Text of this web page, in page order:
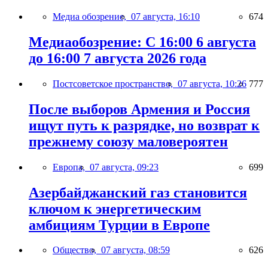
Медиа обозрение, 07 августа, 16:10 674
Медиаобозрение: С 16:00 6 августа
до 16:00 7 августа 2026 года
Постсоветское пространство, 07 августа, 10:26 777
После выборов Армения и Россия
ищут путь к разрядке, но возврат к
прежнему союзу маловероятен
Европа, 07 августа, 09:23 699
Азербайджанский газ становится
ключом к энергетическим
амбициям Турции в Европе
Общество, 07 августа, 08:59 626